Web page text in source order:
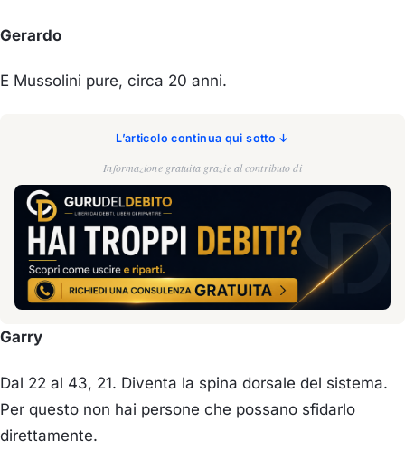
Gerardo
E Mussolini pure, circa 20 anni.
L’articolo continua qui sotto ↓
Informazione gratuita grazie al contributo di
Garry
Dal 22 al 43, 21. Diventa la spina dorsale del sistema.
Per questo non hai persone che possano sfidarlo
direttamente.